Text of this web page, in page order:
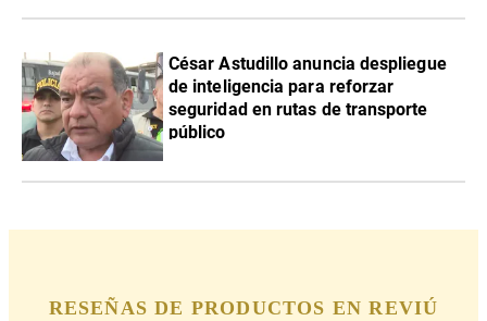
César Astudillo anuncia despliegue
de inteligencia para reforzar
seguridad en rutas de transporte
público